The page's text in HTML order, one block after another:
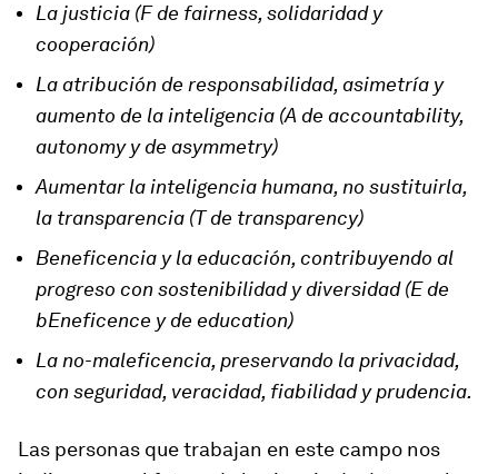
La justicia (F de fairness, solidaridad y
cooperación)
La atribución de responsabilidad, asimetría y
aumento de la inteligencia (A de accountability,
autonomy y de asymmetry)
Aumentar la inteligencia humana, no sustituirla,
la transparencia (T de transparency)
Beneficencia y la educación, contribuyendo al
progreso con sostenibilidad y diversidad (E de
bEneficence y de education)
La no-maleficencia, preservando la privacidad,
con seguridad, veracidad, fiabilidad y prudencia.
Las personas que trabajan en este campo nos